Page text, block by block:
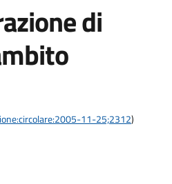
di
11-25;2312)